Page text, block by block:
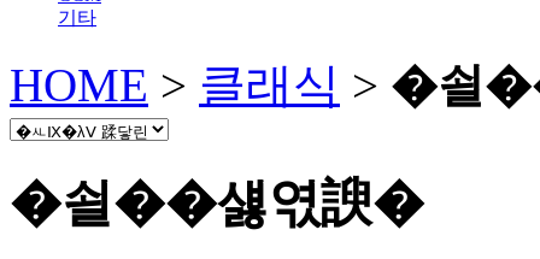
기타
HOME > 클래식 > �쇨
�쇨��섏엯諛�